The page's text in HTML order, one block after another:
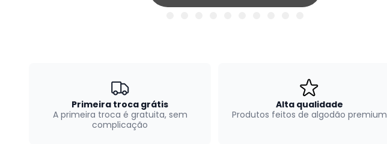
Primeira troca grátis
A primeira troca é gratuita, sem
complicação
Alta qualidade
Produtos feitos de algodão premium